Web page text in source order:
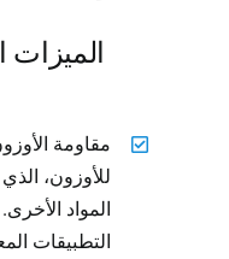
للأوزون،
المواد
التطبيقات